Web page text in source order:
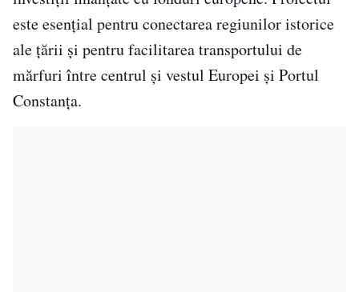
este esențial pentru conectarea regiunilor istorice
ale țării și pentru facilitarea transportului de
mărfuri între centrul și vestul Europei și Portul
Constanța.